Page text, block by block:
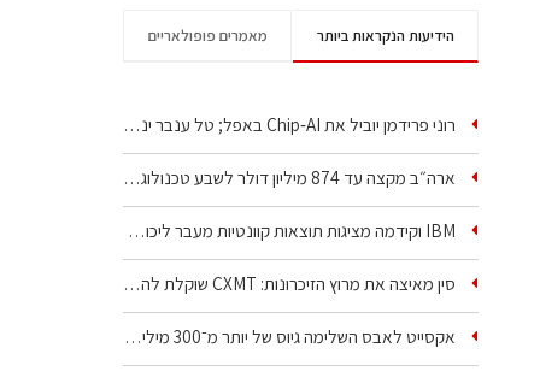
הידיעות הנקראות ביותר מאמרים פופולאריים
רוני פרידמן יוביל את Chip‑AI באפל; טל ענבר ינהל את…
ארה״ב מקצה עד 874 מיליון דולר לשבע טכנולוגיות שבבים…
IBM וקידמה מציגות תוצאות קוונטיות מעבר ליכולת…
סין מאיצה את מרוץ הזיכרונות: CXMT שוקלת להקים מפעל…
אקסייט לאבס השלימה גיוס של יותר מ־300 מיליון דולר…